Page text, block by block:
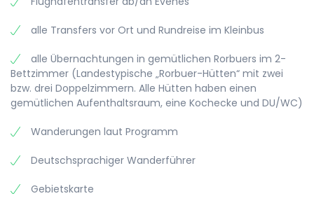
erkunden.
von Reine ist heute die Galerie von Eva Harr einen
alle Transfers vor Ort und Rundreise im Kleinbus
alle Übernachtungen in gemütlichen Rorbuers im 2-
Bettzimmer (Landestypische „Rorbuer-Hütten“ mit zwei
bzw. drei Doppelzimmern. Alle Hütten haben einen
gemütlichen Aufenthaltsraum, eine Kochecke und DU/WC)
Wanderungen laut Programm
Deutschsprachiger Wanderführer
Gebietskarte